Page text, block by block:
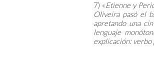
7) « Etienne y
Oliveira pasó el
apretando una
lenguaje
explicación: